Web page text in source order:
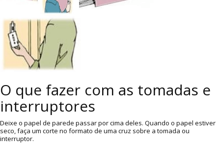
O que fazer com as tomadas e
interruptores
Deixe o papel de parede passar por cima deles. Quando o papel estiver
seco, faça um corte no formato de uma cruz sobre a tomada ou
interruptor.